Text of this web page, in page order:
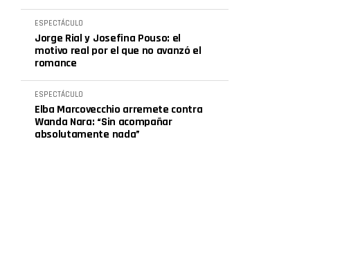
ESPECTÁCULO
Jorge Rial y Josefina Pouso: el
motivo real por el que no avanzó el
romance
ESPECTÁCULO
Elba Marcovecchio arremete contra
Wanda Nara: “Sin acompañar
absolutamente nada”